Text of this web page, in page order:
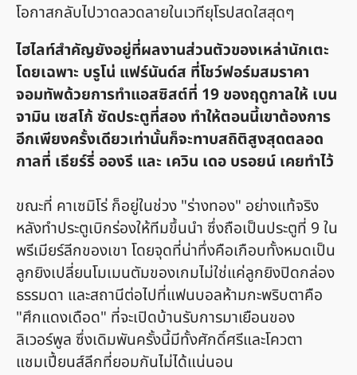
โอกาสกลับไปวาดลวดลายในเวทียุโรปสดใสสุดๆ
ไฮไลท์สำคัญยังอยู่ที่ผลงานส่วนตัวของเหล่านักเตะ
โดยเฉพาะ บรูโน่ แฟร์นันด์ส ที่โชว์ฟอร์มสมราคา
จอมทัพด้วยการทำแอสซิสต์ที่ 19 ของฤดูกาลให้ เบน
จามิน เซสโก้ ซัดประตูที่สอง ทำให้ตอนนี้เขาต้องการ
อีกเพียงครั้งเดียวเท่านั้นก็จะทาบสถิติสูงสุดตลอด
กาลที่ เธียร์รี่ อองรี และ เควิน เดอ บรอยน์ เคยทำไว้
ขณะที่ คาเซมิโร่ ก็อยู่ในช่วง "ร่างทอง" อย่างแท้จริง
หลังทำประตูเบิกร่องให้ทีมขึ้นนำ ซึ่งถือเป็นประตูที่ 9 ใน
พรีเมียร์ลีกของเขา โดยจุดที่น่าทึ่งคือเกือบทั้งหมดเป็น
ลูกยิงเปลี่ยนโมเมนตัมของเกมไม่ใช่แค่ลูกยิงปิดกล่อง
ธรรมดา และสถานีต่อไปที่แฟนบอลห้ามกะพริบตาคือ
"ศึกแดงเดือด" ที่จะเปิดบ้านรับการมาเยือนของ
ลิเวอร์พูล ซึ่งเดิมพันครั้งนี้มีทั้งศักดิ์ศรีและโควตา
แชมเปี้ยนส์ลีกที่ยอมกันไม่ได้แน่นอน